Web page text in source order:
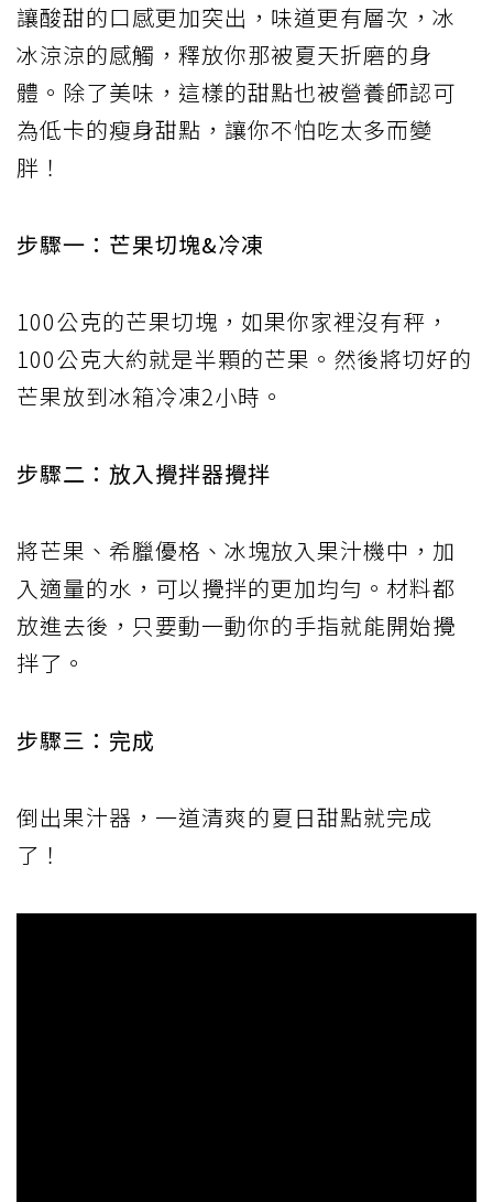
讓酸甜的口感更加突出，味道更有層次，冰
冰涼涼的感觸，釋放你那被夏天折磨的身
體。除了美味，這樣的甜點也被營養師認可
為低卡的瘦身甜點，讓你不怕吃太多而變
胖！
步驟一：芒果切塊&冷凍
100公克的芒果切塊，如果你家裡沒有秤，
100公克大約就是半顆的芒果。然後將切好的
芒果放到冰箱冷凍2小時。
步驟二：放入攪拌器攪拌
將芒果、希臘優格、冰塊放入果汁機中，加
入適量的水，可以攪拌的更加均勻。材料都
放進去後，只要動一動你的手指就能開始攪
拌了。
步驟三：完成
倒出果汁器，一道清爽的夏日甜點就完成
了！